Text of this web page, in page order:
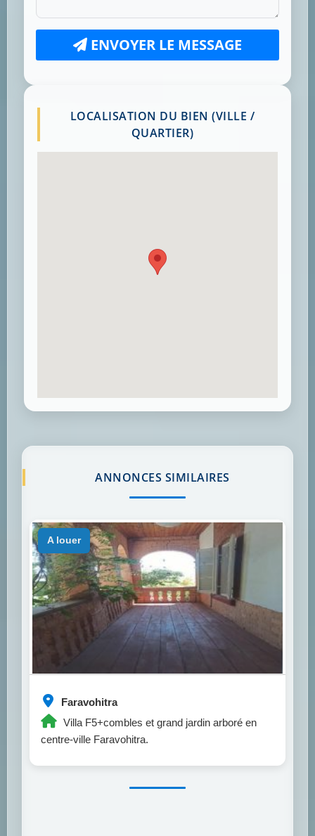
ENVOYER LE MESSAGE
LOCALISATION DU BIEN (VILLE /
QUARTIER)
ANNONCES SIMILAIRES
Faravohitra
Villa F5+combles et grand jardin arboré en
centre-ville Faravohitra.
a louer